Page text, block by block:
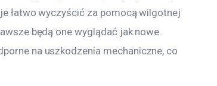
łatwo wyczyścić za pomocą wilgotnej
będą one wyglądać jak nowe.
na uszkodzenia mechaniczne, co